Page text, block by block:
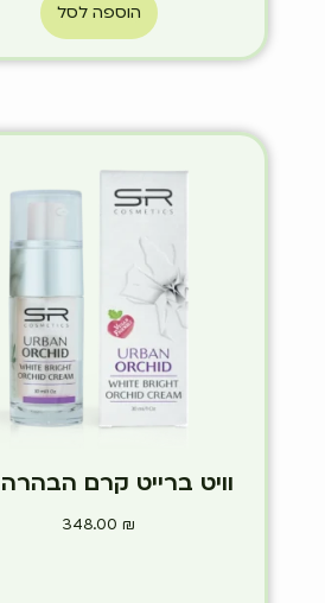
הוספה לסל
וויט ברייט קרם הבהרה SR
348.00₪